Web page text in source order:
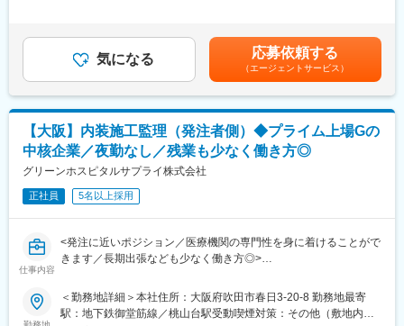
■当社について：
◇当社は整形外科・乳腺科・皮膚科・救命救急科向けの医療用装
造・販売を行う医療機器メーカーです。医療現場のニーズに応え
る製品開発力と、現場との密な連携を強みに、国内外で高い評価
を得ています。
◇世界の医療に貢献する企業として、スポーツ医学と医療を通じ
て、医療用具や高性能な医療機器を中心とした製品およびこれら
に付随したサービスを提供しています。
変更の範囲：会社の定める業務
す。
・工事金額…数十万～4億程度と幅広い案件となりますが、新設よ
りも改修案件の割合が高いです。
建築を横断する知識を持つ技術者が在籍。病院の理事長・院長・
事務長と直接やり取りする案件が多く、発注者に近い立場で業務
を進められます。
業務をお任せしますが、ご経験を積んでいただき、複数の分野で
の施工監理を担当いただく事を想定しております。
■教育体制
・OJTを中心に医療法規・設備基準・特殊施工などの専門知識を
士・施工管理技士などの取得を積極サポートします。
り、選考を通じて上下する可能性があります。月給(月額)は固定手
当を含めた表記です。
気になる 応募依頼する
（エージェントサービス）
【大阪】内装施工監理（発注者側）◆プライム上場Gの
中核企業／夜勤なし／残業も少なく働き方◎
グリーンホスピタルサプライ株式会社
正社員 5名以上採用
仕事内容
<発注に近いポジション／医療機関の専門性を身に着けることがで
きます／長期出張なども少なく働き方◎>
・発注者に近いポジションで医療機関の新設・移転・改修工事に
おける内装施工監理業務を担当します。
※工事規模などに合わせて、施工管理業務を担当いただくこともあ
＜勤務地詳細＞本社住所：大阪府吹田市春日3-20-8 勤務地最寄
駅：地下鉄御堂筋線／桃山台駅受動喫煙対策：その他（敷地内禁